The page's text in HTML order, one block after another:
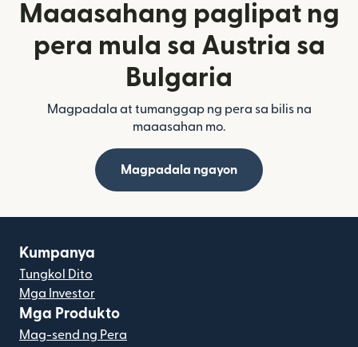
Maaasahang paglipat ng
pera mula sa Austria sa
Bulgaria
Magpadala at tumanggap ng pera sa bilis na
maaasahan mo.
Magpadala ngayon
Kumpanya
Tungkol Dito
Mga Investor
Mga Produkto
Mag-send ng Pera